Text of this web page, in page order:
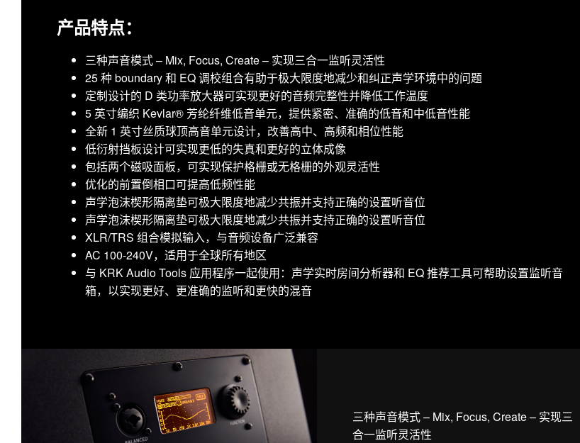
产品特点：
三种声音模式 – Mix, Focus, Create – 实现三合一监听灵活性
25 种 boundary 和 EQ 调校组合有助于极大限度地减少和纠正声学环境中的问题
定制设计的 D 类功率放大器可实现更好的音频完整性并降低工作温度
5 英寸编织 Kevlar® 芳纶纤维低音单元，提供紧密、准确的低音和中低音性能
全新 1 英寸丝质球顶高音单元设计，改善高中、高频和相位性能
低衍射挡板设计可实现更低的失真和更好的立体成像
包括两个磁吸面板，可实现保护格栅或无格栅的外观灵活性
优化的前置倒相口可提高低频性能
声学泡沫楔形隔离垫可极大限度地减少共振并支持正确的设置听音位
声学泡沫楔形隔离垫可极大限度地减少共振并支持正确的设置听音位
XLR/TRS 组合模拟输入，与音频设备广泛兼容
AC 100-240V，适用于全球所有地区
与 KRK Audio Tools 应用程序一起使用：声学实时房间分析器和 EQ 推荐工具可帮助设置监听音
箱，以实现更好、更准确的监听和更快的混音
三种声音模式 – Mix, Focus, Create – 实现三
合一监听灵活性